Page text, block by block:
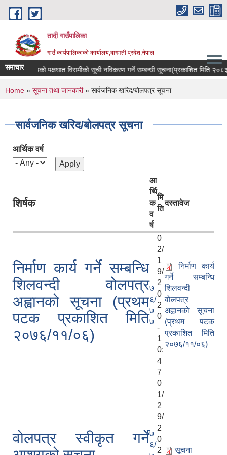
Skip to main content
तादी गाउँपालिका
गाउँ कार्यपालिकाको कार्यालय,बागमती प्रदेश,नेपाल
समाचार
र मेरुदण्डको पक्षघात विरामीको सूची नविकरण गर्ने सम्बन्धी सूचना(प्रकाशित मिति
You are here
Home » सूचना तथा जानकारी» सार्वजनिक खरिद/बोलपत्र सूचना
सार्वजनिक खरिद/बोलपत्र सूचना
आर्थिक वर्ष
शिर्षक
आ
र्थि
क
व
र्ष
मि
ति
दस्तावेज
निर्माण कार्य गर्ने सम्बन्धि
शिलवन्दी वोलपत्र
अह्वानको सूचना (प्रथम
पटक प्रकाशित मिति
२०७६/११/०६)
७
६/
७
७
0
2/
1
9/
2
0
2
0
-
1
0:
4
7
निर्माण कार्य
गर्ने सम्बन्धि
शिलवन्दी
वोलपत्र
अह्वानको सूचना
(प्रथम पटक
प्रकाशित मिति
२०७६/११/०६)
वोलपत्र स्वीकृत गर्ने७
६/
0
1/
2
9/
2
0
2
सूचना